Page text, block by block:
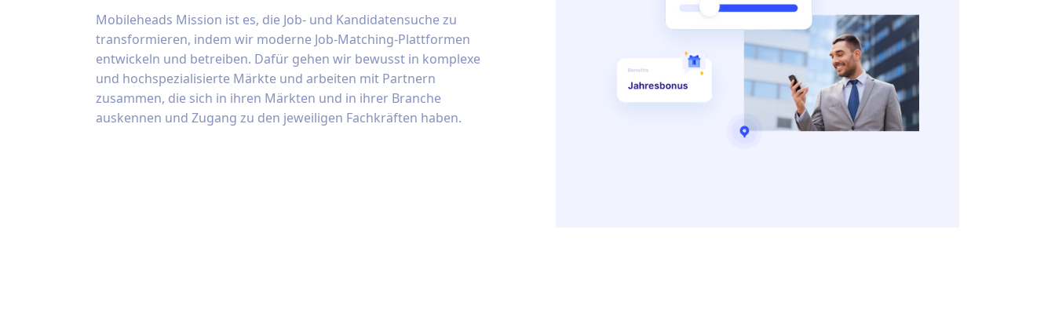
Mobileheads Mission ist es, die Job- und Kandidatensuche zu
transformieren, indem wir moderne Job-Matching-Plattformen
entwickeln und betreiben. Dafür gehen wir bewusst in komplexe
und hochspezialisierte Märkte und arbeiten mit Partnern
zusammen, die sich in ihren Märkten und in ihrer Branche
auskennen und Zugang zu den jeweiligen Fachkräften haben.